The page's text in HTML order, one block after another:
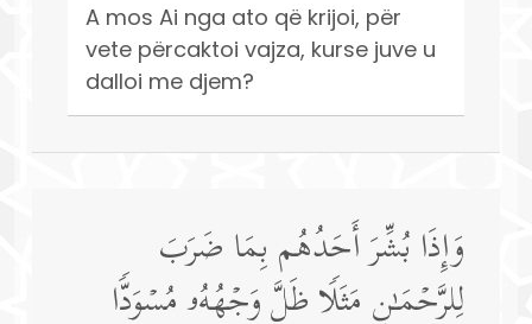
A mos Ai nga ato që krijoi, për
vete përcaktoi vajza, kurse juve u
dalloi me djem?
وَإِذَا بُشِّرَ أَحَدُهُم بِمَا ضَرَبَ
لِلرَّحۡمَـٰنِ مَثَلࣰا ظَلَّ وَجۡهُهُۥ مُسۡوَدࣰّا